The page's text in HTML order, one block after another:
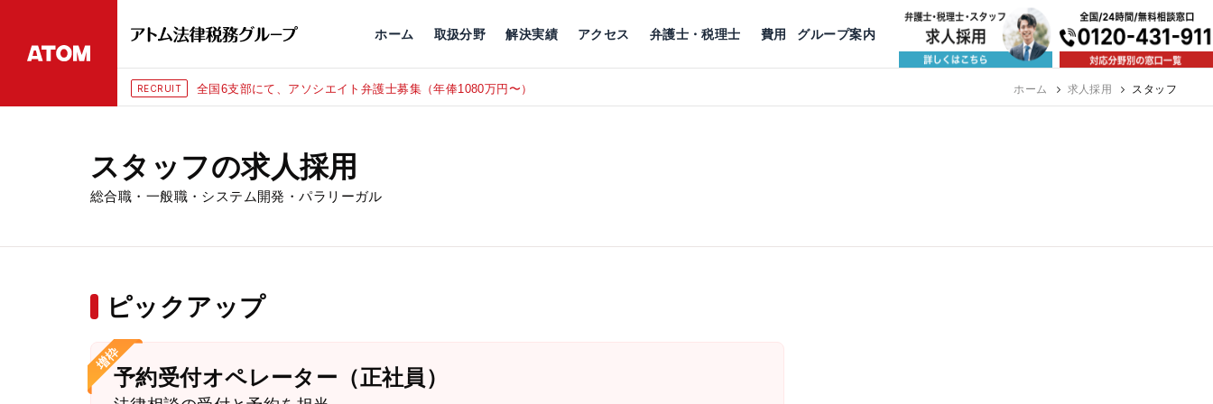
ホーム 取扱分野
公益活動
解決実績 アクセス
京都 神戸 福岡
弁護士・税理士 費用 グループ案内
て、アソシエイト弁護士募集（年俸1080万円〜） RECRUIT 東京にて、相談予約スタッフ募集（月給38万以上）
スタッフの求人採用
総合職・一般職・システム開発・パラリーガル
ピックアップ
予約受付オペレーター（正社員）
ホーム 求人採用 スタッフ